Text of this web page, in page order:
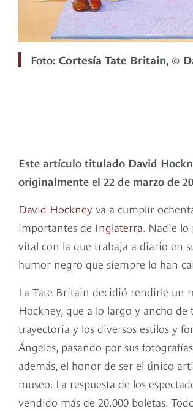
Foto: Cortesía Tate Britain, ©
Este artículo titulado David
originalmente el 22 de marzo de
David Hockney va a cumplir
importantes de Inglaterra. Nadie lo
vital con la que trabaja a diario en
humor negro que siempre lo han
La Tate Britain decidió rendirle un
Hockney, que a lo largo y ancho de
trayectoria y los diversos estilos y
Ángeles, pasando por sus
además, el honor de ser el único
museo. La respuesta de los
vendido más de 20.000 boletas.